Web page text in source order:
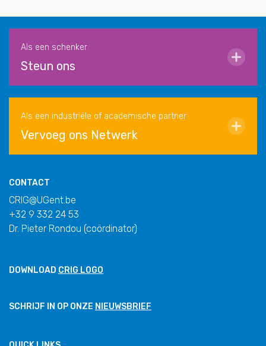
Als een schenker
Steun ons
Als een industriële of academische partner
Vervoeg ons Netwerk
CONTACT
CRIG@UGent.be
+32 9 332 24 53
Dr. Pieter Rondou (coördinator)
DOWNLOAD CRIG LOGO
SCHRIJF IN OP ONZE NIEUWSBRIEF